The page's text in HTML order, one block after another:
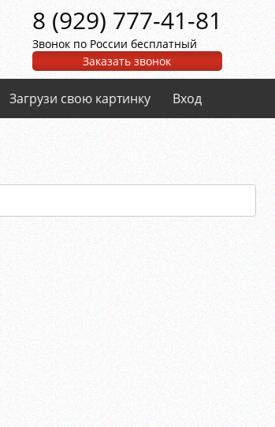
8 (929) 777-41-81
Звонок по России бесплатный
Заказать звонок
Загрузи свою картинку Вход